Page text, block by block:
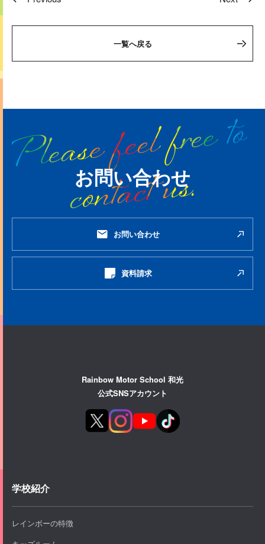
一覧へ戻る
お問い合わせ
お問い合わせ
資料請求
Rainbow Motor School 和光
公式SNSアカウント
学校紹介
レインボーの特徴